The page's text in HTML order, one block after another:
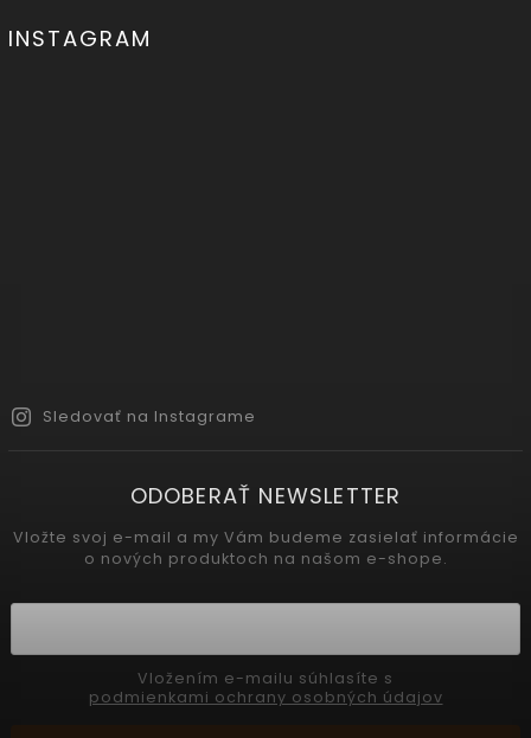
INSTAGRAM
Sledovať na Instagrame
ODOBERAŤ NEWSLETTER
Vložte svoj e-mail a my Vám budeme zasielať informácie
o nových produktoch na našom e-shope.
podmienkami ochrany osobných údajov